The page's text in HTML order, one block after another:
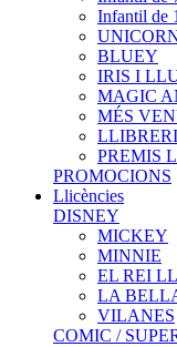
Infantil de
BLUEY
IRIS I
MAGIC
MÉS
PREMIS
PROMOCIONS
Llicències
DISNEY
MICKEY
MINNIE
EL REI
LA
VILANES
COMIC /